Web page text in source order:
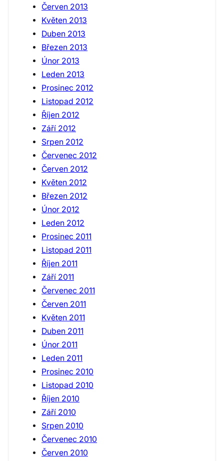
Červen 2013
Květen 2013
Duben 2013
Březen 2013
Únor 2013
Leden 2013
Prosinec 2012
Listopad 2012
Říjen 2012
Září 2012
Srpen 2012
Červenec 2012
Červen 2012
Květen 2012
Březen 2012
Únor 2012
Leden 2012
Prosinec 2011
Listopad 2011
Říjen 2011
Září 2011
Červenec 2011
Červen 2011
Květen 2011
Duben 2011
Únor 2011
Leden 2011
Prosinec 2010
Listopad 2010
Říjen 2010
Září 2010
Srpen 2010
Červenec 2010
Červen 2010